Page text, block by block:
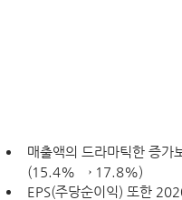
매출액의 드라마틱한 증가
(15.4% → 17.8%)
EPS(주당순이익) 또한